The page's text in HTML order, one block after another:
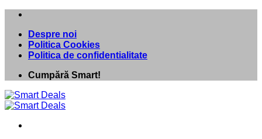
Skip
contentDespre noi
Politica Cookies
Politica de confidentialitate
Cumpără Smart!